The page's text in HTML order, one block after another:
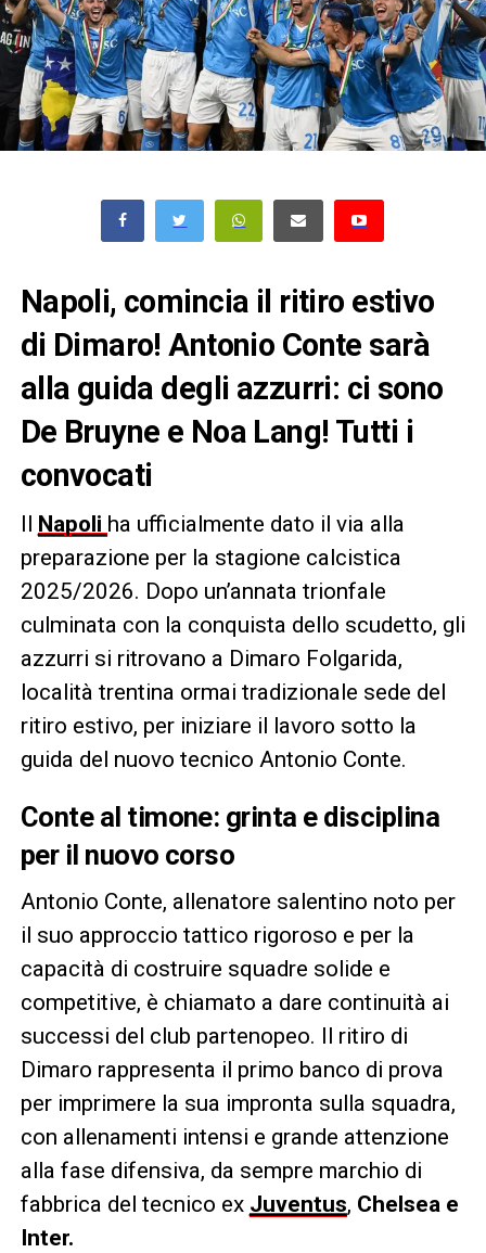
Napoli, comincia il ritiro estivo
di Dimaro! Antonio Conte sarà
alla guida degli azzurri: ci sono
De Bruyne e Noa Lang! Tutti i
convocati
Il Napoli ha ufficialmente dato il via alla
preparazione per la stagione calcistica
2025/2026. Dopo un’annata trionfale
culminata con la conquista dello scudetto, gli
azzurri si ritrovano a Dimaro Folgarida,
località trentina ormai tradizionale sede del
ritiro estivo, per iniziare il lavoro sotto la
guida del nuovo tecnico Antonio Conte.
Conte al timone: grinta e disciplina
per il nuovo corso
Antonio Conte, allenatore salentino noto per
il suo approccio tattico rigoroso e per la
capacità di costruire squadre solide e
competitive, è chiamato a dare continuità ai
successi del club partenopeo. Il ritiro di
Dimaro rappresenta il primo banco di prova
per imprimere la sua impronta sulla squadra,
con allenamenti intensi e grande attenzione
alla fase difensiva, da sempre marchio di
fabbrica del tecnico ex Juventus, Chelsea e
Inter.